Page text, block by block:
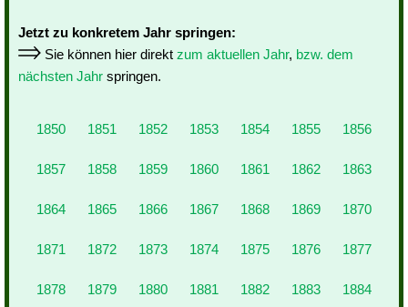
Jetzt zu konkretem Jahr springen:
Sie können hier direkt zum aktuellen Jahr, bzw. dem
nächsten Jahr springen.
1850 1851 1852 1853 1854 1855 1856
1857 1858 1859 1860 1861 1862 1863
1864 1865 1866 1867 1868 1869 1870
1871 1872 1873 1874 1875 1876 1877
1878 1879 1880 1881 1882 1883 1884